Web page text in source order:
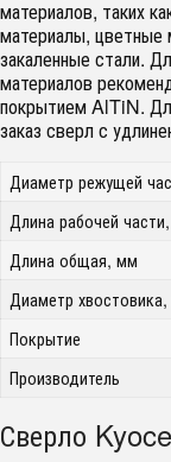
материалов, таких
материалы, цветные
закаленные стали.
материалов
покрытием AlTiN.
заказ сверл с
Диаметр режущей
Длина рабочей
Длина общая, мм
Диаметр
Покрытие
Производитель
Сверло